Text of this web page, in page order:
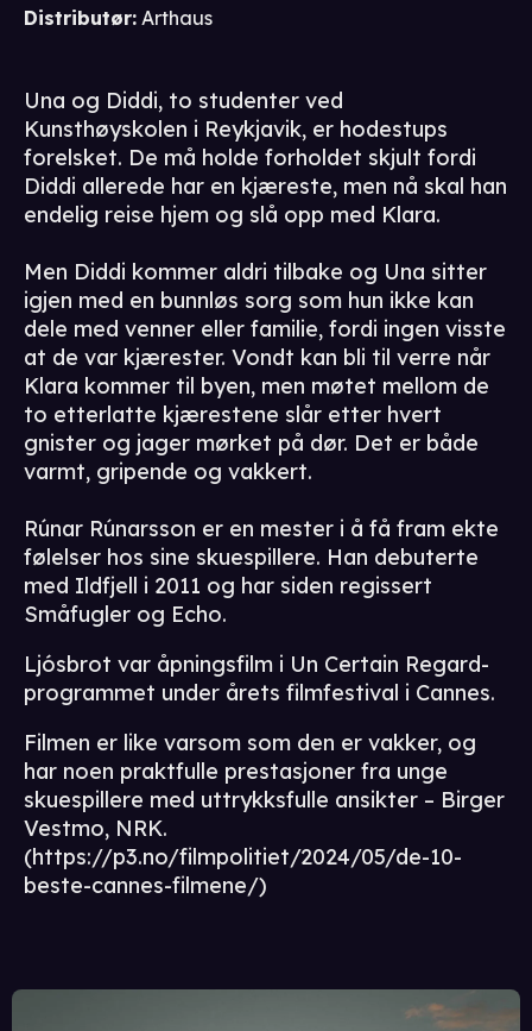
Distributør: Arthaus
Una og Diddi, to studenter ved
Kunsthøyskolen i Reykjavik, er hodestups
forelsket. De må holde forholdet skjult fordi
Diddi allerede har en kjæreste, men nå skal han
endelig reise hjem og slå opp med Klara.
Men Diddi kommer aldri tilbake og Una sitter
igjen med en bunnløs sorg som hun ikke kan
dele med venner eller familie, fordi ingen visste
at de var kjærester. Vondt kan bli til verre når
Klara kommer til byen, men møtet mellom de
to etterlatte kjærestene slår etter hvert
gnister og jager mørket på dør. Det er både
varmt, gripende og vakkert.
Rúnar Rúnarsson er en mester i å få fram ekte
følelser hos sine skuespillere. Han debuterte
med Ildfjell i 2011 og har siden regissert
Småfugler og Echo.
Ljósbrot var åpningsfilm i Un Certain Regard-
programmet under årets filmfestival i Cannes.
Filmen er like varsom som den er vakker, og
har noen praktfulle prestasjoner fra unge
skuespillere med uttrykksfulle ansikter – Birger
Vestmo, NRK.
(https://p3.no/filmpolitiet/2024/05/de-10-
beste-cannes-filmene/)